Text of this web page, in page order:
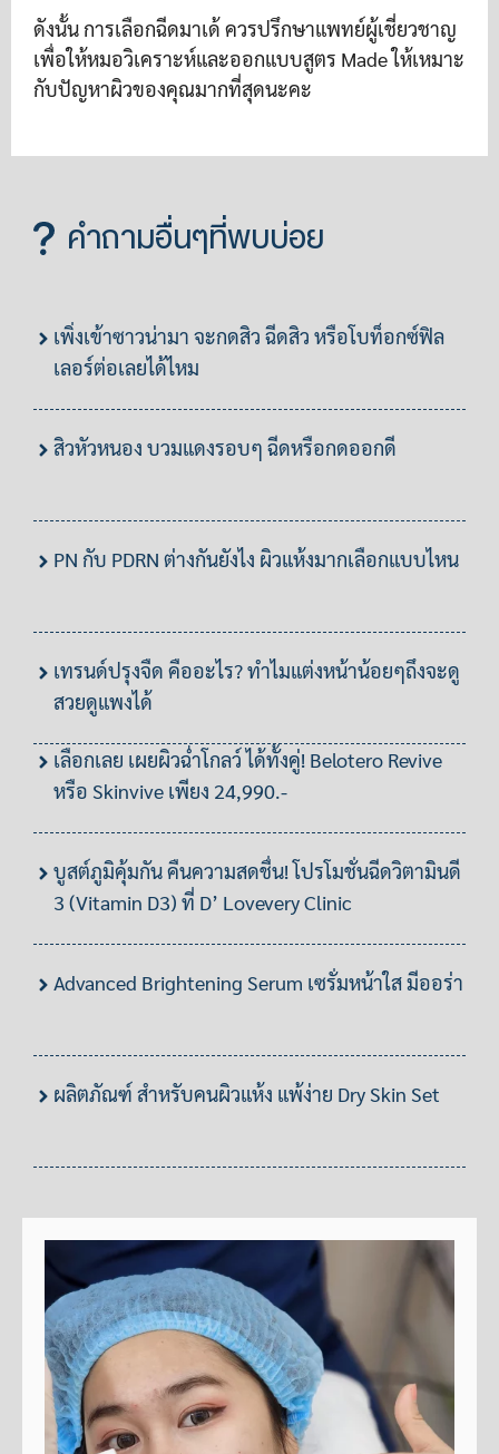
ดังนั้น การเลือกฉีดมาเด้ ควรปรึกษาแพทย์ผู้เชี่ยวชาญ
เพื่อให้หมอวิเคราะห์และออกแบบสูตร Made ให้เหมาะ
กับปัญหาผิวของคุณมากที่สุดนะคะ
คำถามอื่นๆที่พบบ่อย
เพิ่งเข้าซาวน่ามา จะกดสิว ฉีดสิว หรือโบท็อกซ์ฟิล
เลอร์ต่อเลยได้ไหม
สิวหัวหนอง บวมแดงรอบๆ ฉีดหรือกดออกดี
PN กับ PDRN ต่างกันยังไง ผิวแห้งมากเลือกแบบไหน
เทรนด์ปรุงจืด คืออะไร? ทำไมแต่งหน้าน้อยๆถึงจะดู
สวยดูแพงได้
เลือกเลย เผยผิวฉ่ำโกลว์ ได้ทั้งคู่! Belotero Revive
หรือ Skinvive เพียง 24,990.-
บูสต์ภูมิคุ้มกัน คืนความสดชื่น! โปรโมชั่นฉีดวิตามินดี
3 (Vitamin D3) ที่ D’ Lovevery Clinic
Advanced Brightening Serum เซรั่มหน้าใส มีออร่า
ผลิตภัณฑ์ สำหรับคนผิวแห้ง แพ้ง่าย Dry Skin Set